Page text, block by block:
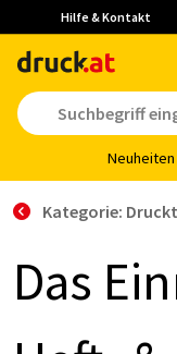
Hilfe & Kontakt
Neu­hei­ten
Kategorie:
Das